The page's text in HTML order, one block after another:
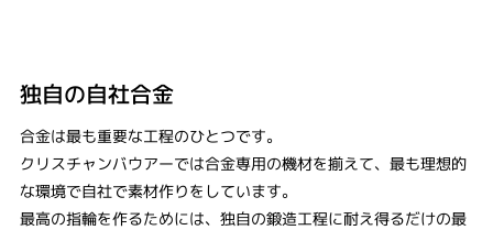
独自の自社合金
合金は最も重要な工程のひとつです。
クリスチャンバウアーでは合金専用の機材を揃えて、最も理想的
な環境で自社で素材作りをしています。
最高の指輪を作るためには、独自の鍛造工程に耐え得るだけの最